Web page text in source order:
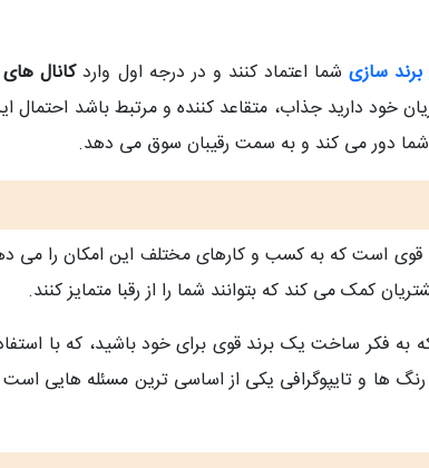
برند سازی شما اعتماد کنند و در درجه اول واردکانال
خود دارید جذاب، متقاعد کننده و مرتبط باشد
شما دور می کند و به سمت رقیبان سوق می دهد.
است که به کسب و کارهای مختلف این امکان را می
کمک می کند که بتوانند شما را از رقبا متمایز کنند.
به فکر ساخت یک برند قوی برای خود باشید، که با
رنگ ها و تایپوگرافی یکی از اساسی ترین مسئله هایی